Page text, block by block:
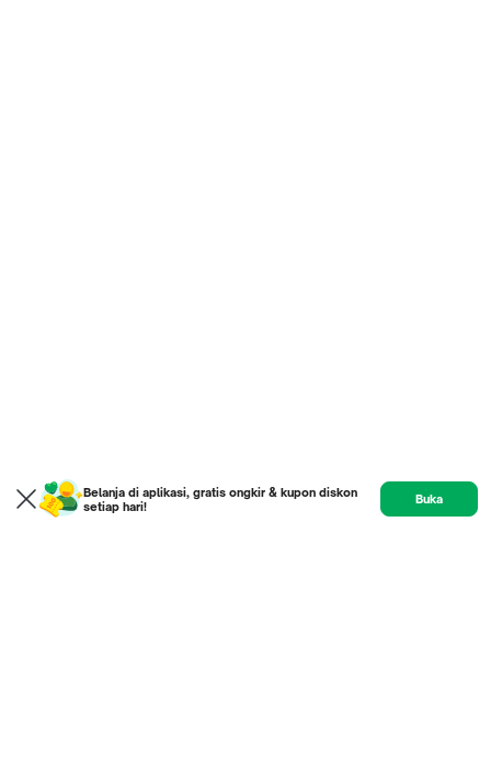
Belanja di aplikasi, gratis ongkir & kupon diskon
setiap hari!
Buka